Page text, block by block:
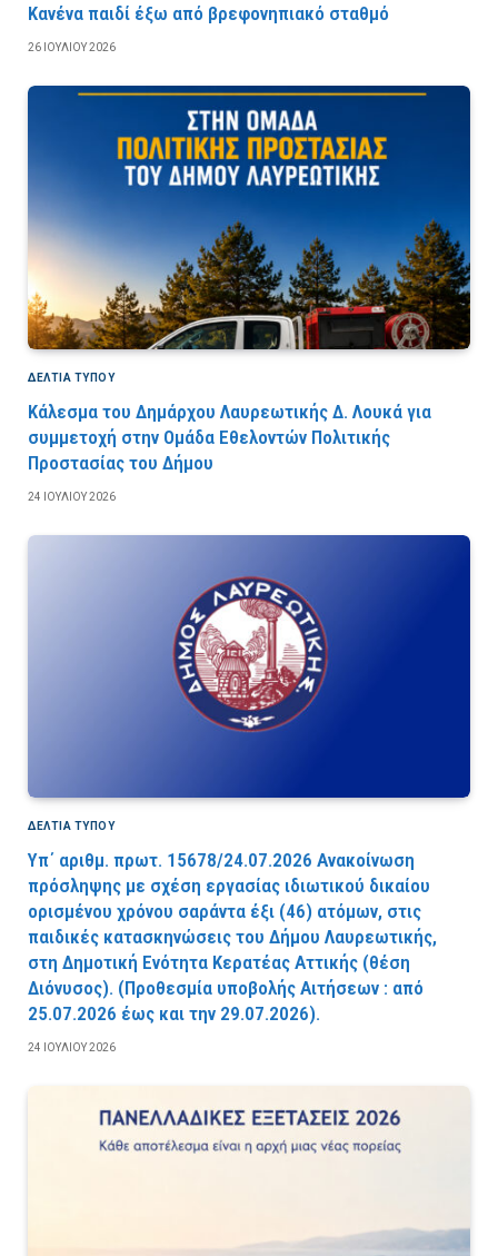
Κανένα παιδί έξω από βρεφονηπιακό σταθμό
26 ΙΟΥΛΊΟΥ 2026
ΔΕΛΤΙΑ ΤΥΠΟΥ
Κάλεσμα του Δημάρχου Λαυρεωτικής Δ. Λουκά για
συμμετοχή στην Ομάδα Εθελοντών Πολιτικής
Προστασίας του Δήμου
24 ΙΟΥΛΊΟΥ 2026
ΔΕΛΤΙΑ ΤΥΠΟΥ
Υπ΄ αριθμ. πρωτ. 15678/24.07.2026 Ανακοίνωση
πρόσληψης με σχέση εργασίας ιδιωτικού δικαίου
ορισμένου χρόνου σαράντα έξι (46) ατόμων, στις
παιδικές κατασκηνώσεις του Δήμου Λαυρεωτικής,
στη Δημοτική Ενότητα Κερατέας Αττικής (θέση
Διόνυσος). (Προθεσμία υποβολής Αιτήσεων : από
25.07.2026 έως και την 29.07.2026).
24 ΙΟΥΛΊΟΥ 2026